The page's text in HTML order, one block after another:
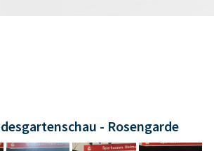
- Rosengarde